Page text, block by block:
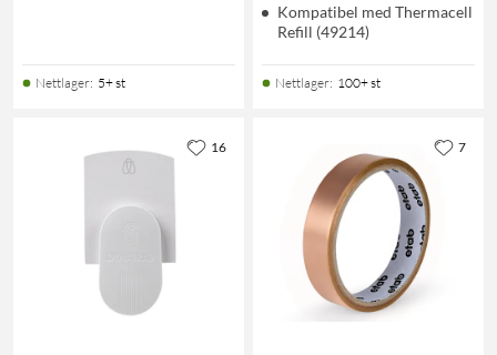
Nettlager: 5+ st
Kompatibel med Thermacell
Refill (49214)
Nettlager: 100+ st
16 7